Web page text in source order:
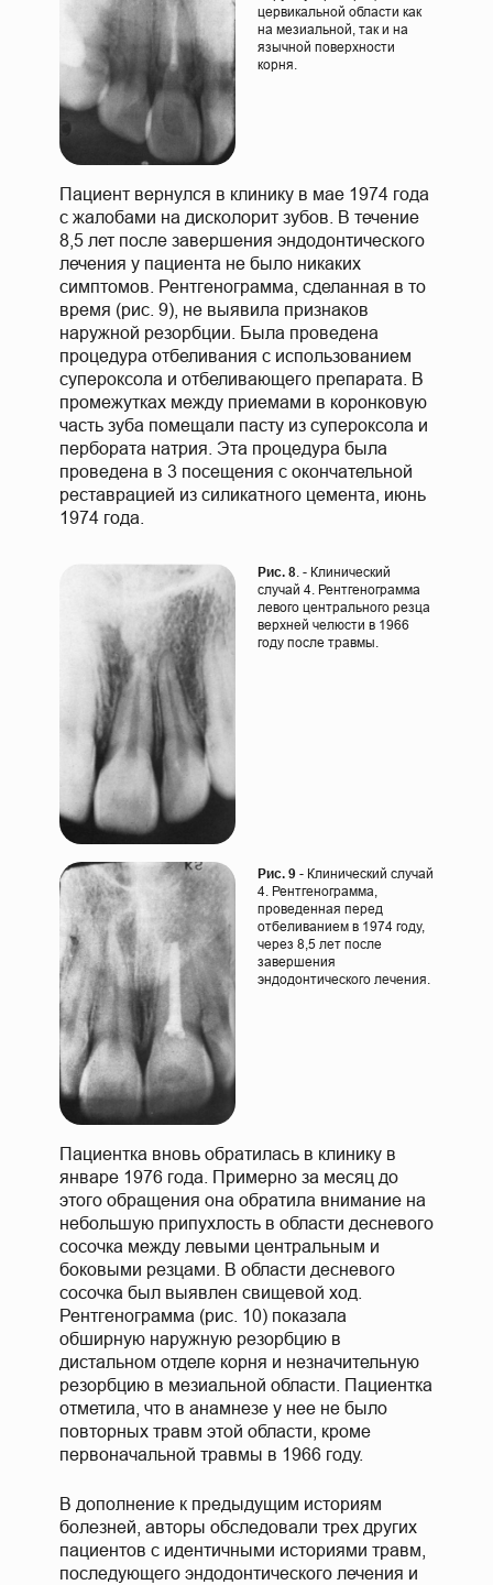
цервикальной области как
на мезиальной, так и на
язычной поверхности
корня.
Пациент вернулся в клинику в мае 1974 года
с жалобами на дисколорит зубов. В течение
8,5 лет после завершения эндодонтического
лечения у пациента не было никаких
симптомов. Рентгенограмма, сделанная в то
время (рис. 9), не выявила признаков
наружной резорбции. Была проведена
процедура отбеливания с использованием
супероксола и отбеливающего препарата. В
промежутках между приемами в коронковую
часть зуба помещали пасту из супероксола и
пербората натрия. Эта процедура была
проведена в 3 посещения с окончательной
реставрацией из силикатного цемента, июнь
1974 года.
Рис. 8. - Клинический
случай 4. Рентгенограмма
левого центрального резца
верхней челюсти в 1966
году после травмы.
Рис. 9 - Клинический случай
4. Рентгенограмма,
проведенная перед
отбеливанием в 1974 году,
через 8,5 лет после
завершения
эндодонтического лечения.
Пациентка вновь обратилась в клинику в
январе 1976 года. Примерно за месяц до
этого обращения она обратила внимание на
небольшую припухлость в области десневого
сосочка между левыми центральным и
боковыми резцами. В области десневого
сосочка был выявлен свищевой ход.
Рентгенограмма (рис. 10) показала
обширную наружную резорбцию в
дистальном отделе корня и незначительную
резорбцию в мезиальной области. Пациентка
отметила, что в анамнезе у нее не было
повторных травм этой области, кроме
первоначальной травмы в 1966 году.
В дополнение к предыдущим историям
болезней, авторы обследовали трех других
пациентов с идентичными историями травм,
последующего эндодонтического лечения и